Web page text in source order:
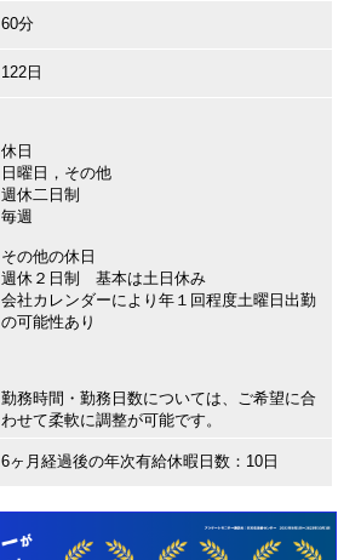
60分
122日
休日
日曜日，その他
週休二日制
毎週
その他の休日
週休２日制 基本は土日休み
会社カレンダーにより年１回程度土曜日出勤
の可能性あり
勤務時間・勤務日数については、ご希望に合
わせて柔軟に調整が可能です。
6ヶ月経過後の年次有給休暇日数：10日